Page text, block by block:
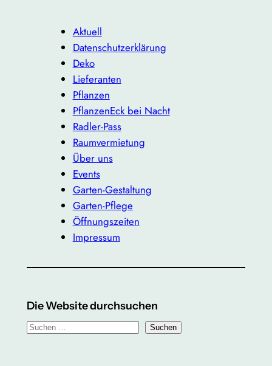
Aktuell
Datenschutzerklärung
Deko
Lieferanten
Pflanzen
PflanzenEck bei Nacht
Radler-Pass
Raumvermietung
Über uns
Events
Garten-Gestaltung
Garten-Pflege
Öffnungszeiten
Impressum
Die Website durchsuchen
S
Suchen